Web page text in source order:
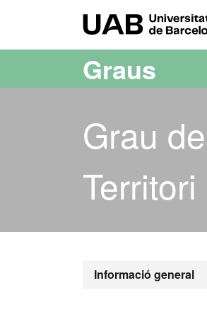
Graus
Grau
Informació general
Grau